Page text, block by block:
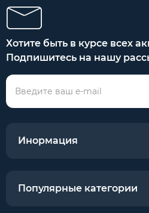
Хотите быть в курсе всех
Подпишитесь на нашу
Инормация
Популярные категории